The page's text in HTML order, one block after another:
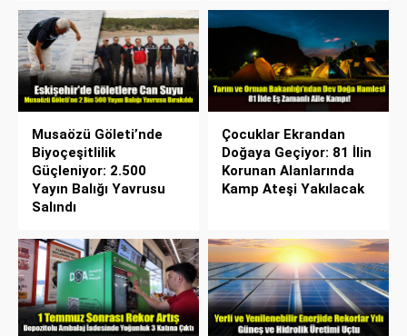
Musaözü Göleti’nde
Biyoçeşitlilik
Güçleniyor: 2.500
Yayın Balığı Yavrusu
Salındı
Çocuklar Ekrandan
Doğaya Geçiyor: 81 İlin
Korunan Alanlarında
Kamp Ateşi Yakılacak